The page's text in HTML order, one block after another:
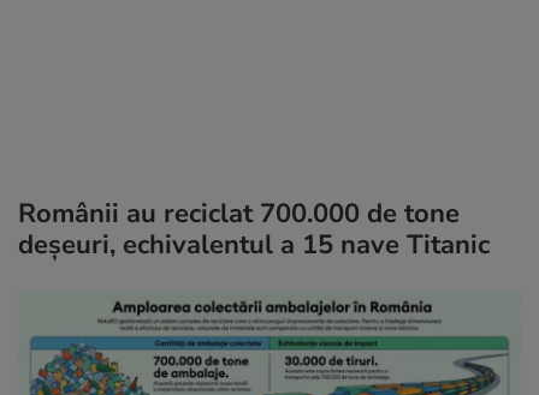
Românii au reciclat 700.000 de tone
deșeuri, echivalentul a 15 nave Titanic